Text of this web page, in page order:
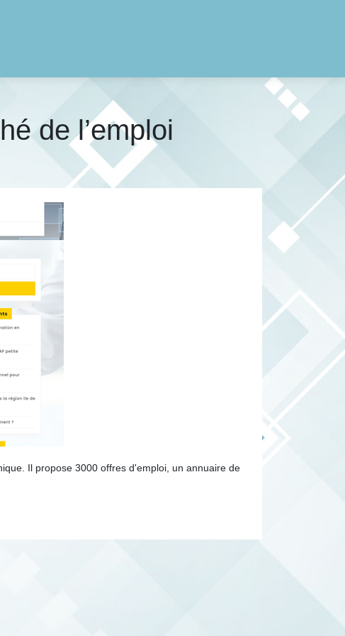
de l’emploi
Il propose 3000 offres d'emploi, un annuaire de